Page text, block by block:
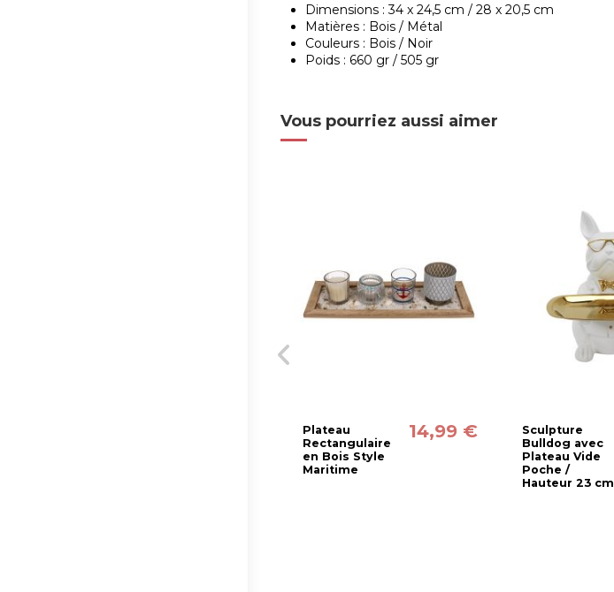
Dimensions : 34 x 24,5 cm / 28 x 20,5 cm
Matières : Bois / Métal
Couleurs : Bois / Noir
Poids : 660 gr / 505 gr
Vous pourriez aussi aimer
Plateau
Rectangulaire
en Bois Style
Maritime
14,99 €
Sculpture
Bulldog avec
Plateau Vide
Poche /
Hauteur 23 cm